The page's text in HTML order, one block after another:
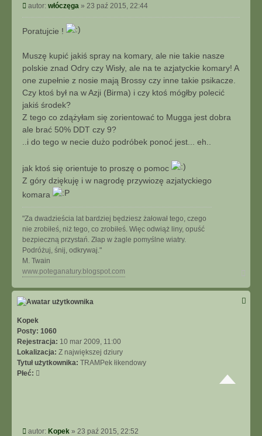
k
u
s
ę
z
w
ó
c
ę
a
P
o
s
autor: włóczęga » 23 paź 2015, 22:44
Poratujcie !
Muszę kupić jakiś spray na komary, ale nie takie nasze
polskie znad Odry czy Wisły, ale na te azjatyckie komary! A
one zupełnie z nosie mają Brossy czy inne takie psikacze.
Czy ktoś był na w Azji (Birma) i czy ktoś mógłby polecić
jakiś środek?
Z tego co zdążyłam się zorientować to Mugga jest dobra
ale brać 50% DDT czy 9?
..i do tego w necie dużo podróbek ponoć jest... eh..
jak ktoś się orientuje to proszę o pomoc
Z góry dziękuję i w nagrodę przywiozę azjatyckiego
komara
"Za dwadzieścia lat bardziej będziesz żałował tego, czego
nie zrobiłeś, niż tego, co zrobiłeś. Więc odwiąż liny, opuść
bezpieczną przystań. Złap w żagle pomyślne wiatry.
Podróżuj, śnij, odkrywaj."
M. Twain
www.poteganatury.blogspot.com
g
ó
Kopek
Posty: 1060
Rejestracja: 10 mar 2009, 11:00
Lokalizacja: Z największej dziury
Tytuł użytkownika: TRAMPek łikendowy
Płeć:
Pautor: Kopek » 23 paź 2015, 22:52